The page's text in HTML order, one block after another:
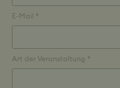
E-Mail *
Art der Veranstaltung *